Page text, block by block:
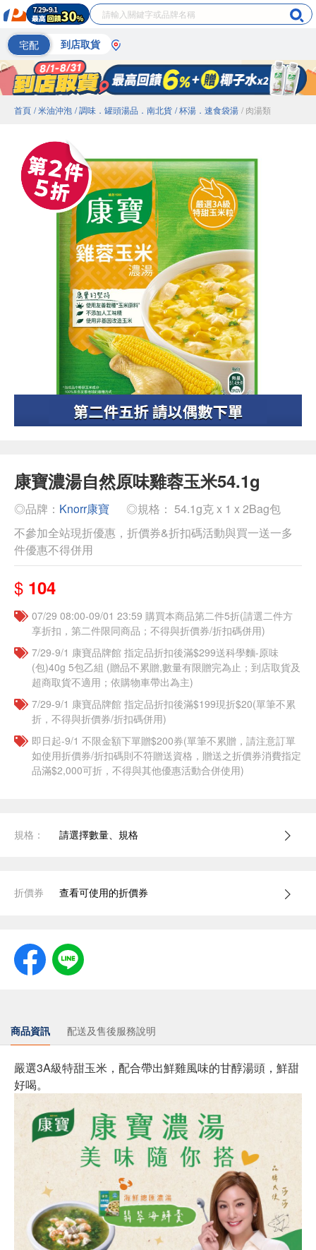
宅配 到店取貨
首頁 / 米油沖泡 / 調味．罐頭湯品．南北貨 / 杯湯．速食袋湯 / 肉湯類
康寶濃湯自然原味雞蓉玉米54.1g
◎品牌： Knorr康寶
◎規格： 54.1g克 x 1 x 2Bag包
不參加全站現折優惠，折價券&折扣碼活動與買一送一多
件優惠不得併用
$ 104
07/29 08:00-09/01 23:59 購買本商品第二件5折(請選二件方
享折扣，第二件限同商品；不得與折價券/折扣碼併用)
7/29-9/1 康寶品牌館 指定品折扣後滿$299送科學麵-原味
(包)40g 5包乙組 (贈品不累贈,數量有限贈完為止；到店取貨及
超商取貨不適用；依購物車帶出為主)
7/29-9/1 康寶品牌館 指定品折扣後滿$199現折$20(單筆不累
折，不得與折價券/折扣碼併用)
即日起-9/1 不限金額下單贈$200券(單筆不累贈，請注意訂單
如使用折價券/折扣碼則不符贈送資格，贈送之折價券消費指定
品滿$2,000可折，不得與其他優惠活動合併使用)
規格： 請選擇數量、規格
折價券 查看可使用的折價券
商品資訊 配送及售後服務說明
嚴選3A級特甜玉米，配合帶出鮮雞風味的甘醇湯頭，鮮甜
好喝。